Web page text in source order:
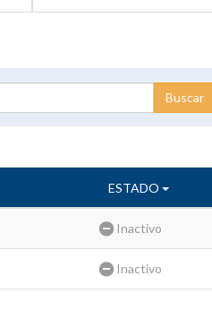
ESTADO
Inactivo
Inactivo